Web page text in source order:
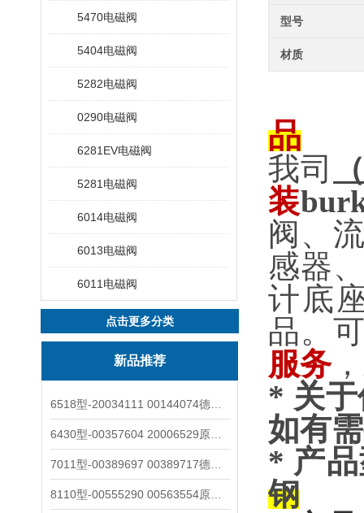
5470电磁阀
5404电磁阀
5282电磁阀
0290电磁阀
6281EV电磁阀
5281电磁阀
6014电磁阀
6013电磁阀
6011电磁阀
点击更多分类
新品推荐
型号
材质
品
我司
装
阀、
感器
计底
品。
服务
* 关
如有
* 产
钢